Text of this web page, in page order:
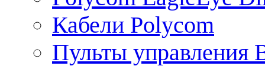
Кабели Polycom
Пульты управления